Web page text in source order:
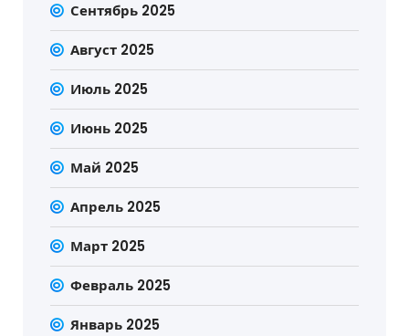
Сентябрь 2025
Август 2025
Июль 2025
Июнь 2025
Май 2025
Апрель 2025
Март 2025
Февраль 2025
Январь 2025